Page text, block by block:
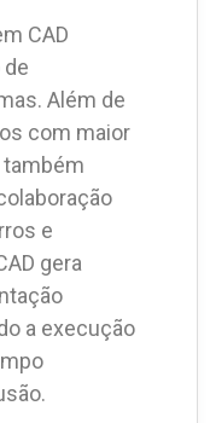
CAD
Além de
com maior
também
e
gera
a execução